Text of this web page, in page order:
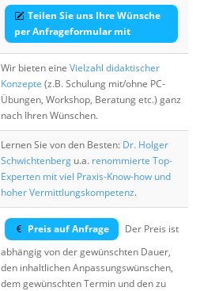
Teilen Sie uns Ihre Wünsche
per Anfrageformular mit
Wir bieten eine Vielzahl didaktischer
Konzepte (z.B. Schulung mit/ohne PC-
Übungen, Workshop, Beratung etc.) ganz
nach Ihren Wünschen.
Lernen Sie von den Besten: Dr. Holger
Schwichtenberg u.a. renommierte Top-
Experten mit viel Praxis-Know-how und
hoher Vermittlungskompetenz.
Preis auf Anfrage
Der Preis ist
abhängig von der gewünschten Dauer,
den inhaltlichen Anpassungswünschen,
dem gewünschten Termin und den zu